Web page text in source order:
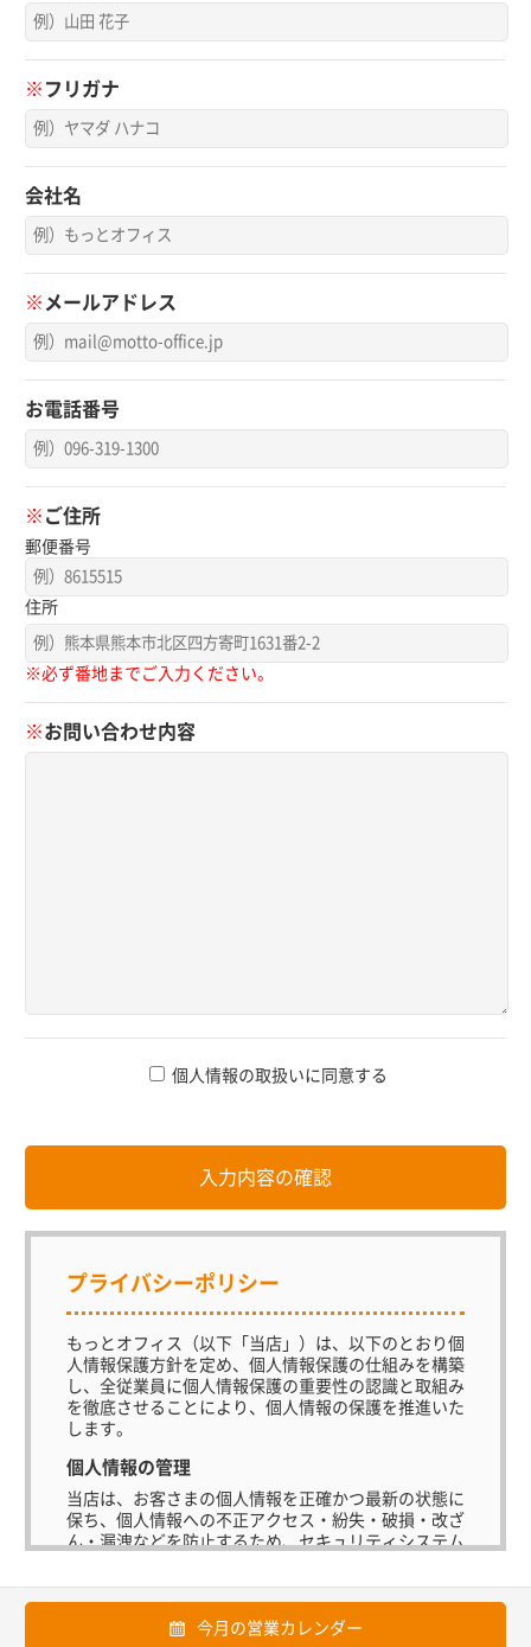
※ フリガナ
会社名
※ メールアドレス
お電話番号
※ ご住所
郵便番号
住所
※必ず番地までご入力ください。
※お問い合わせ内容
個人情報の取扱いに同意する
プライバシーポリシー
もっとオフィス（以下「当店」）は、以下のとおり個
人情報保護方針を定め、個人情報保護の仕組みを構築
し、全従業員に個人情報保護の重要性の認識と取組み
を徹底させることにより、個人情報の保護を推進いた
します。
個人情報の管理
当店は、お客さまの個人情報を正確かつ最新の状態に
保ち、個人情報への不正アクセス・紛失・破損・改ざ
ん・漏洩などを防止するため、セキュリティシステム
措置を講じ、安全対策を実施し個人情報の厳重な管理
を行ないます。
今月の営業カレンダー